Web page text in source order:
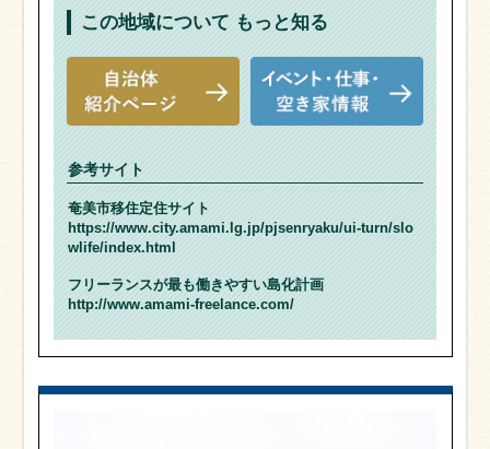
この地域について もっと知る
参考サイト
奄美市移住定住サイト
https://www.city.amami.lg.jp/pjsenryaku/ui-turn/slo
wlife/index.html
フリーランスが最も働きやすい島化計画
http://www.amami-freelance.com/